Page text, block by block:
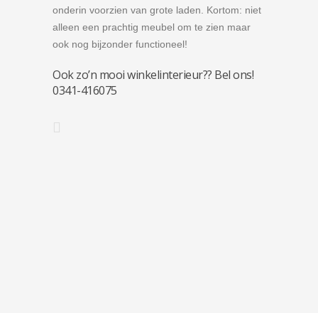
onderin voorzien van grote laden. Kortom: niet
alleen een prachtig meubel om te zien maar
ook nog bijzonder functioneel!
Ook zo’n mooi winkelinterieur?? Bel ons!
0341-416075